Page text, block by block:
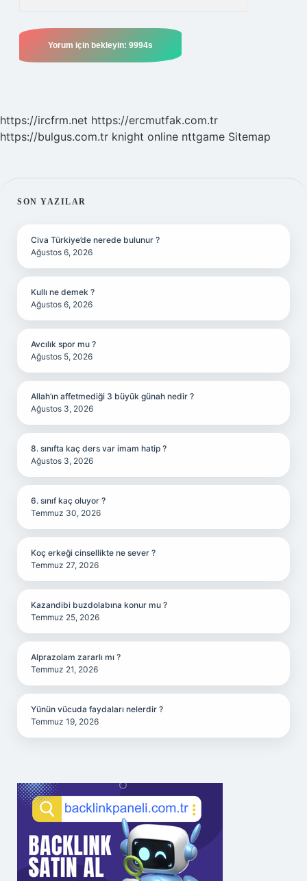
https://ircfrm.net https://ercmutfak.com.tr
https://bulgus.com.tr knight online nttgame Sitemap
SIDEBAR
SON YAZILAR
Civa Türkiye’de nerede bulunur ?
Ağustos 6, 2026
Kullı ne demek ?
Ağustos 6, 2026
Avcılık spor mu ?
Ağustos 5, 2026
Allah’ın affetmediği 3 büyük günah nedir ?
Ağustos 3, 2026
8. sınıfta kaç ders var imam hatip ?
Ağustos 3, 2026
6. sınıf kaç oluyor ?
Temmuz 30, 2026
Koç erkeği cinsellikte ne sever ?
Temmuz 27, 2026
Kazandibi buzdolabına konur mu ?
Temmuz 25, 2026
Alprazolam zararlı mı ?
Temmuz 21, 2026
Yünün vücuda faydaları nelerdir ?
Temmuz 19, 2026